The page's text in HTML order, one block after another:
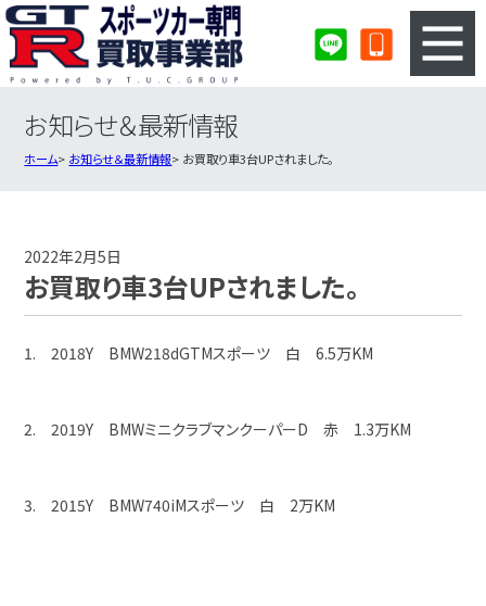
3ステップのカンタン査定
スポーツカー買取実績
お知らせ＆最新情報
ホーム お知らせ＆最新情報 お買取り車3台UPされました。
2022年2月5日
お買取り車3台UPされました。
1. 2018Y BMW218dGTMスポーツ 白 6.5万KM
2. 2019Y BMWミニクラブマンクーパーD 赤 1.3万KM
3. 2015Y BMW740iMスポーツ 白 2万KM